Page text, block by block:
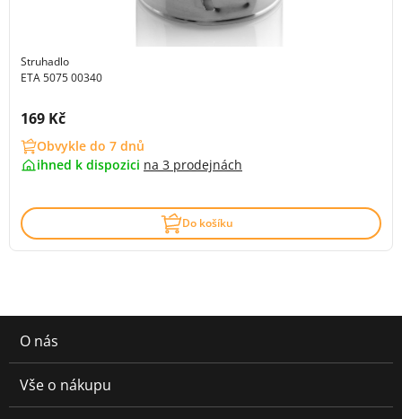
Struhadlo
ETA 5075 00340
Cena s DPH:
169 Kč
Obvykle do 7 dnů
ihned k dispozici na 3 prodejnách
Do košíku
O nás
Vše o nákupu